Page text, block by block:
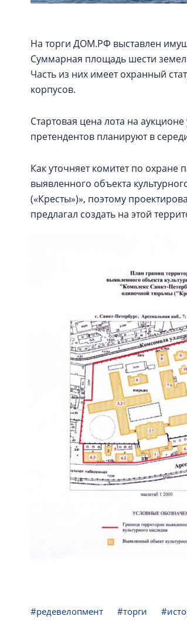
На торги ДОМ.РФ выставлен
Суммарная площадь шести
Часть из них имеет охранный
корпусов.
Стартовая цена лота на
претендентов планируют в
Как уточняет комитет по охране
выявленного объекта
(«Кресты»)», поэтому
предлагал создать на этой
#редевелопмент #торги